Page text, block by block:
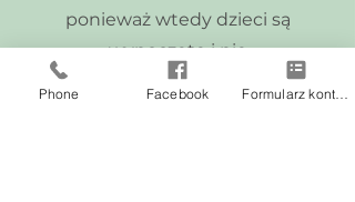
ponieważ wtedy dzieci są
wypoczęte i nie
przebodźcowane.
Phone Facebook